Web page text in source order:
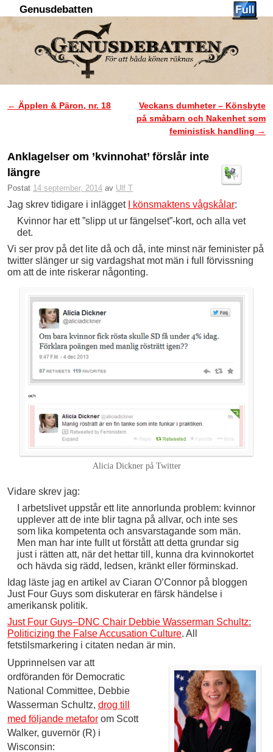
Genusdebatten
Inläggsnavigering
← Äpplen & Päron, nr. 18
Veckans dumheter – Könsbyte
på småbarn och Nakenhet som
feministisk handling →
Anklagelser om ’kvinnohat’ förslår inte
längre
Postat 14 september, 2014 av Ulf T
Jag skrev tidigare i inlägget I könsmaktens vågskålar:
Kvinnor har ett ”slipp ut ur fängelset”-kort, och alla vet
det.
Vi ser prov på det lite då och då, inte minst när feminister på
twitter slänger ur sig vardagshat mot män i full förvissning
om att de inte riskerar någonting.
Alicia Dickner på Twitter
Vidare skrev jag:
I arbetslivet uppstår ett lite annorlunda problem: kvinnor
upplever att de inte blir tagna på allvar, och inte ses
som lika kompetenta och ansvarstagande som män.
Men man har inte fullt ut förstått att detta grundar sig
just i rätten att, när det hettar till, kunna dra kvinnokortet
och hävda sig rädd, ledsen, kränkt eller förminskad.
Idag läste jag en artikel av Ciaran O’Connor på bloggen
Just Four Guys som diskuterar en färsk händelse i
amerikansk politik.
Just Four Guys–DNC Chair Debbie Wasserman Schultz:
Politicizing the False Accusation Culture. All
fetstilsmarkering i citaten nedan är min.
Upprinnelsen var att
ordföranden för Democratic
National Committee, Debbie
Wasserman Schultz, drog till
med följande metafor om Scott
Walker, guvernör (R) i
Wisconsin: